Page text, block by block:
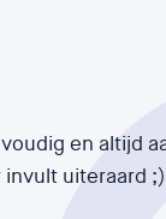
en altijd
uiteraard ;)